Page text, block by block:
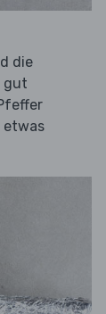
die
gut
etwas